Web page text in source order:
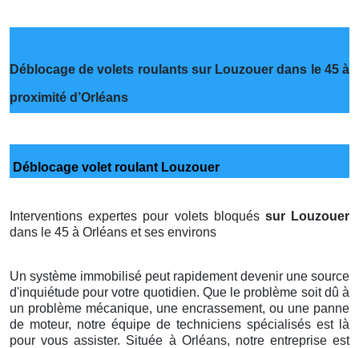
Déblocage de volets roulants sur Louzouer dans le 45 à
proximité d’Orléans
Déblocage volet roulant Louzouer
Interventions expertes pour volets bloqués sur Louzouer
dans le 45 à Orléans et ses environs
Un système immobilisé peut rapidement devenir une source
d'inquiétude pour votre quotidien. Que le problème soit dû à
un problème mécanique, une encrassement, ou une panne
de moteur, notre équipe de techniciens spécialisés est là
pour vous assister. Située à Orléans, notre entreprise est